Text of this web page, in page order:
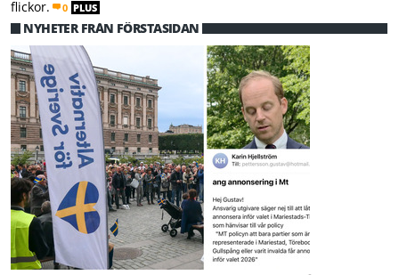
flickor.
0 PLUS
NYHETER FRÅN FÖRSTASIDAN